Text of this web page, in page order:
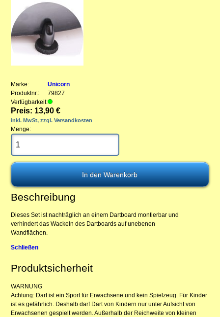
Marke:
Unicorn
Produktnr.:
79827
Verfügbarkeit:
Preis: 13,90 €
inkl. MwSt, zzgl.Versandkosten
Menge:
Beschreibung
Dieses Set ist nachträglich an einem Dartboard montierbar und
verhindert das Wackeln des Dartboards auf unebenen
Wandflächen.
Schließen
Produktsicherheit
WARNUNG
Achtung: Dart ist ein Sport für Erwachsene und kein Spielzeug. Für Kinder
ist es gefährlich. Deshalb darf Dart von Kindern nur unter Aufsicht von
Erwachsenen gespielt werden. Außerhalb der Reichweite von kleinen